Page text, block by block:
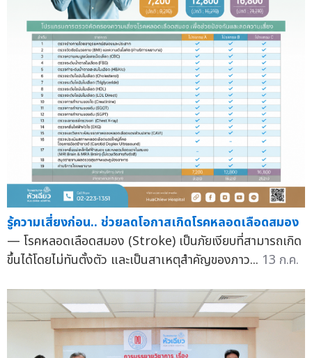
รู้ความเสี่ยงก่อน.. ช่วยลดโอกาสเกิดโรคหลอดเลือดสมอง
— โรคหลอดเลือดสมอง (Stroke) เป็นภัยเงียบที่สามารถเกิด
ขึ้นได้โดยไม่ทันตั้งตัว และเป็นสาเหตุสำคัญของภาว... 13 ก.ค.